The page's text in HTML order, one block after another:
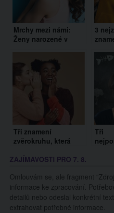
Mrchy mezi námi:
Ženy narozené v
nemají slitování
3
Tři znamení
zvěrokruhu, která
Mlčet neumí Vodnář
Tři
ZAJÍMAVOSTI PRO 7. 8.
Omlouvám se, ale fragment
informace ke zpracování.
detailů nebo odeslal konkrétní
extrahovat potřebné informace.